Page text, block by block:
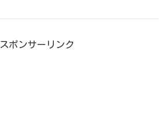
スポンサーリンク